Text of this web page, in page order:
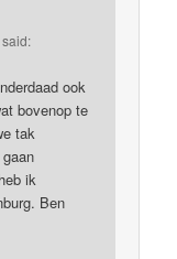
said:
ook
bovenop te
tak
ik
Ben